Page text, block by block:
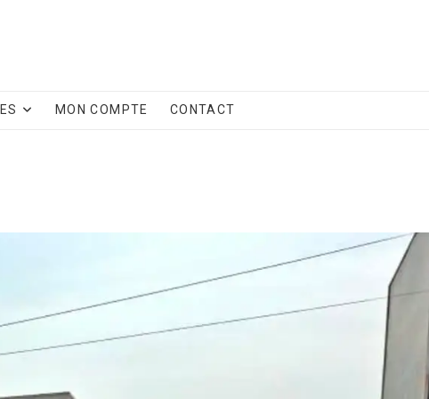
MON COMPTE CONTACT